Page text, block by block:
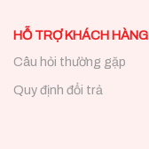
HỖ TRỢ KHÁCH HÀNG
Câu hỏi thường gặp
Quy định đổi trả